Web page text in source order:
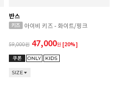
반스
아이비 키즈 - 화이트/핑크
59,000 47,000원 [20%]
SIZE